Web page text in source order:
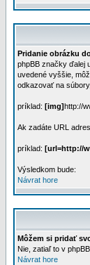
Pridanie obrázku
phpBB značky ďalej
uvedené vyššie,
odkazovať na
príklad: [img]http://
Ak zadáte URL
príklad: [url=http://
Výsledkom bude:
Návrat hore
Môžem si pridať
Nie, zatiaľ to v
Návrat hore